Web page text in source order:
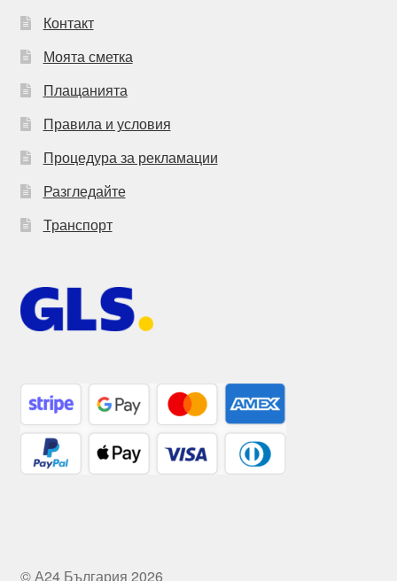
Контакт
Моята сметка
Плащанията
Правила и условия
Процедура за рекламации
Разгледайте
Транспорт
© А24 България 2026